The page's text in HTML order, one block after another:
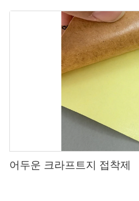
어두운 크라프트지 접착제